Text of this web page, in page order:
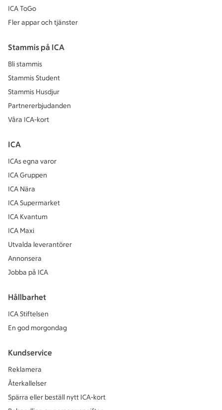
ICA ToGo
Fler appar och tjänster
Stammis på ICA
Bli stammis
Stammis Student
Stammis Husdjur
Partnererbjudanden
Våra ICA-kort
ICA
ICAs egna varor
ICA Gruppen
ICA Nära
ICA Supermarket
ICA Kvantum
ICA Maxi
Utvalda leverantörer
Annonsera
Jobba på ICA
Hållbarhet
ICA Stiftelsen
En god morgondag
Kundservice
Reklamera
Återkallelser
Spärra eller beställ nytt ICA-kort